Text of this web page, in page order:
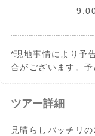
*現地事情により予
合がございます。予
ツアー詳細
見晴らしバッチリ